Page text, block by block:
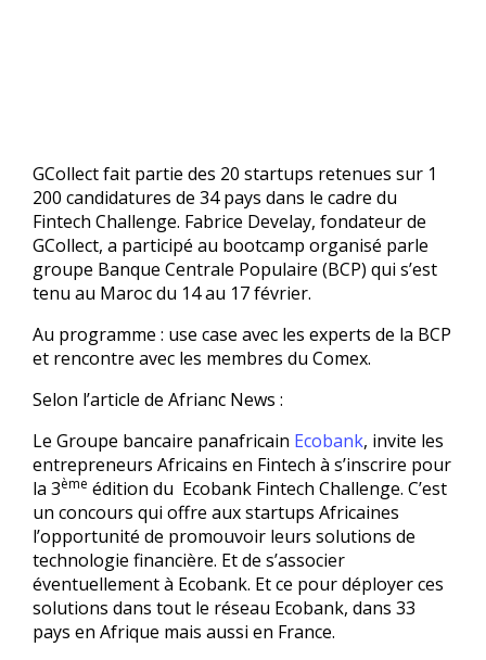
GCollect fait partie des 20 startups retenues sur 1
200 candidatures de 34 pays dans le cadre du
Fintech Challenge. Fabrice Develay, fondateur de
GCollect, a participé au bootcamp organisé parle
groupe Banque Centrale Populaire (BCP) qui s’est
tenu au Maroc du 14 au 17 février.
Au programme : use case avec les experts de la BCP
et rencontre avec les membres du Comex.
Selon l’article de Afrianc News :
Le Groupe bancaire panafricain Ecobank, invite les
entrepreneurs Africains en Fintech à s’inscrire pour
la 3ème édition du Ecobank Fintech Challenge. C’est
un concours qui offre aux startups Africaines
l’opportunité de promouvoir leurs solutions de
technologie financière. Et de s’associer
éventuellement à Ecobank. Et ce pour déployer ces
solutions dans tout le réseau Ecobank, dans 33
pays en Afrique mais aussi en France.